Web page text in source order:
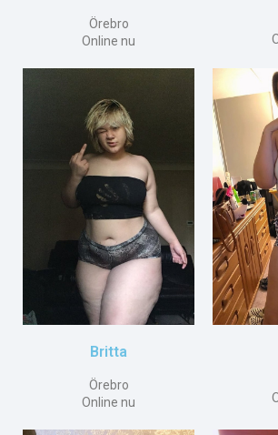
Örebro
Online nu
Britta
Örebro
Online nu